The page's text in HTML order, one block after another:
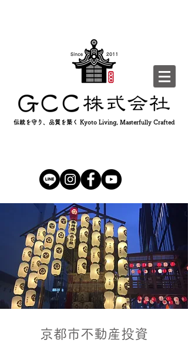
伝統を守り、品質を築く Kyoto Living, Masterfully Crafted
Facebook
京都市不動産投資